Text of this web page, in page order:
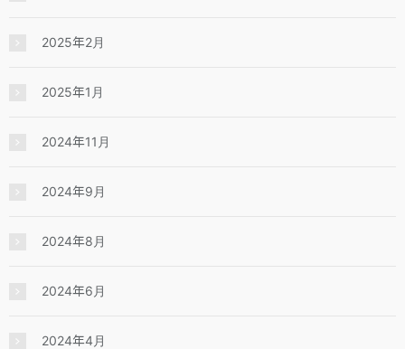
2025年2月
2025年1月
2024年11月
2024年9月
2024年8月
2024年6月
2024年4月